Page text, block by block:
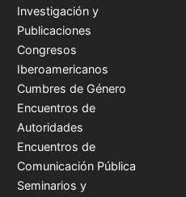
Investigación y
Publicaciones
Congresos
Iberoamericanos
Cumbres de Género
Encuentros de
Autoridades
Encuentros de
Comunicación Pública
Seminarios y